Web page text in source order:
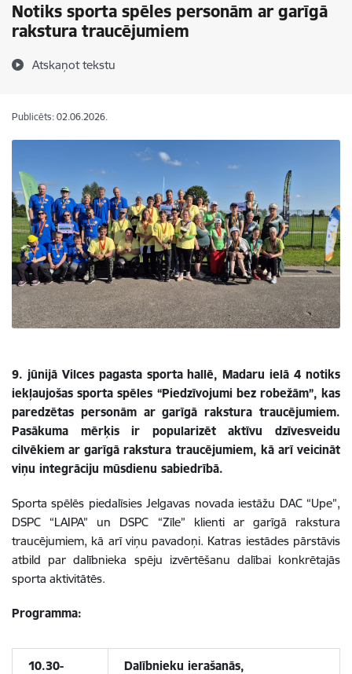
Notiks sporta spēles personām ar garīgā
rakstura traucējumiem
Atskaņot tekstu
Publicēts: 02.06.2026.
9. jūnijā Vilces pagasta sporta hallē, Madaru ielā 4 notiks
iekļaujošas sporta spēles “Piedzīvojumi bez robežām”, kas
paredzētas personām ar garīgā rakstura traucējumiem.
Pasākuma mērķis ir popularizēt aktīvu dzīvesveidu
cilvēkiem ar garīgā rakstura traucējumiem, kā arī veicināt
viņu integrāciju mūsdienu sabiedrībā.
Sporta spēlēs piedalīsies Jelgavas novada iestāžu DAC “Upe”,
DSPC “LAIPA” un DSPC “Zīle” klienti ar garīgā rakstura
traucējumiem, kā arī viņu pavadoņi. Katras iestādes pārstāvis
atbild par dalībnieka spēju izvērtēšanu dalībai konkrētajās
sporta aktivitātēs.
Programma:
10.30-
Dalībnieku ierašanās,